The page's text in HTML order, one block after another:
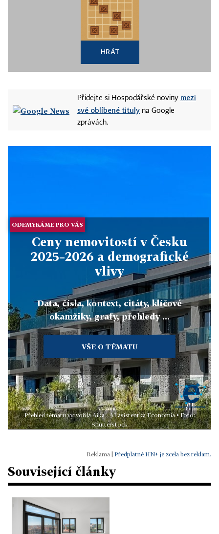
HRÁT
Přidejte si Hospodářské noviny mezi
své oblíbené tituly na Google
zprávách.
ODEMYKÁME PRO VÁS
Ceny nemovitostí v Česku
2025–2026 a demografické
vlivy
Data, čísla, kontext, citáty, klíčové
okamžiky, grafy, přehledy ...
VŠE O TÉMATU
Přehled tématu vytvořila Aika - AI asistentka Economia • Foto:
Shutterstock
Předplatné HN+ je zcela bez reklam.
Související články